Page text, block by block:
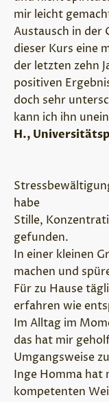
mir leicht
Austausch in der
dieser Kurs eine
der letzten zehn
positiven
doch sehr
kann ich ihn
H.,
habe
Stille,
gefunden.
In einer kleinen
machen und
Für zu Hause
erfahren wie
Im Alltag im
das hat mir
Umgangsweise
Inge Homma hat
kompetenten